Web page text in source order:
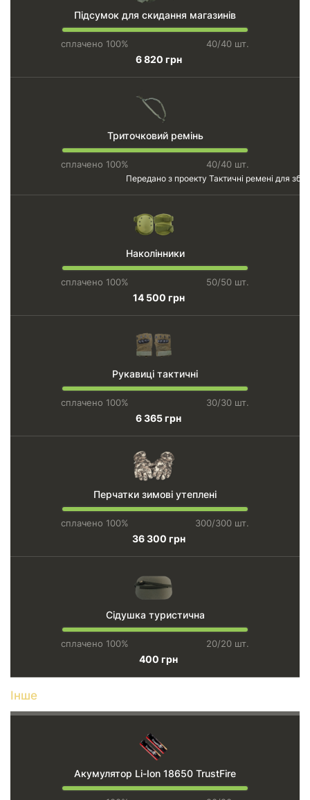
Підсумок для скидання магазинів
сплачено 100% 40/40 шт.
6 820 грн
Триточковий ремінь
сплачено 100%
40/40 шт.
Передано з проекту Тактичні ремені для
Наколінники
сплачено 100% 50/50 шт.
14 500 грн
Рукавиці тактичні
сплачено 100% 30/30 шт.
6 365 грн
Перчатки зимові утеплені
сплачено 100% 300/300 шт.
36 300 грн
Сідушка туристична
сплачено 100% 20/20 шт.
400 грн
Інше
Акумулятор Li-Ion 18650 TrustFire